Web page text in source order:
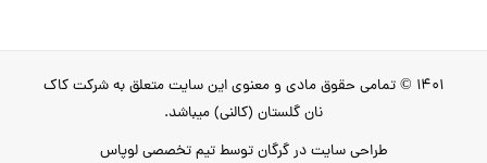
۱۴۰۱ © تمامی حقوق مادی و معنوی این سایت متعلق به شرکت کاک
نان گلستان (کالنی) میباشد.
طراحی سایت در گرگانتوسط تیم تخصصی لوپاس